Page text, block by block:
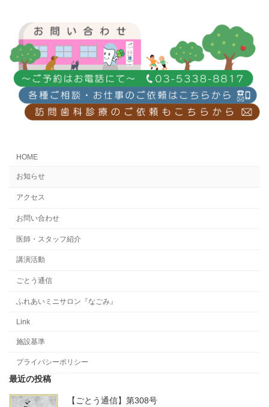
HOME
お知らせ
アクセス
お問い合わせ
医師・スタッフ紹介
講演活動
ごとう通信
ふれあいミニサロン『なごみ』
Link
施設基準
プライバシーポリシー
最近の投稿
【ごとう通信】第308号